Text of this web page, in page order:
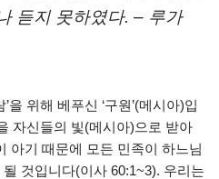
듣지 못하였다. – 루가
을 위해 베푸신 ‘구원’(메시아)입
자신들의 빛(메시아)으로 받아
아기 때문에 모든 민족이 하느님
것입니다(이사 60:1~3). 우리는